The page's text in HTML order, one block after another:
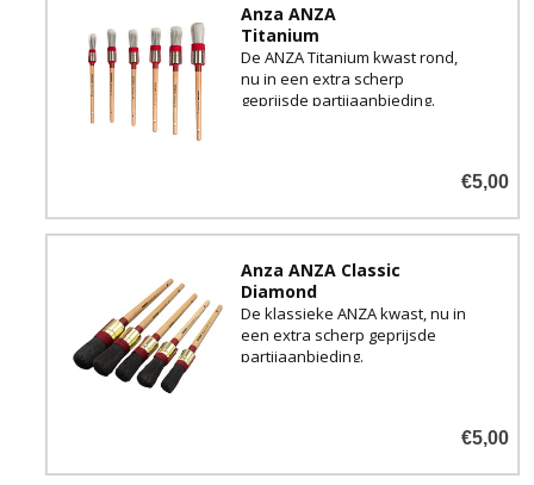
Anza ANZA
Titanium
De ANZA Titanium kwast rond,
nu in een extra scherp
geprijsde partijaanbieding.
€5,00
Anza ANZA Classic
Diamond
De klassieke ANZA kwast, nu in
een extra scherp geprijsde
partijaanbieding.
€5,00